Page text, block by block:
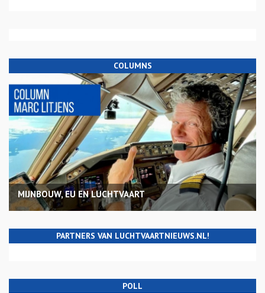
COLUMNS
MIJNBOUW, EU EN LUCHTVAART
PARTNERS VAN LUCHTVAARTNIEUWS.NL!
POLL